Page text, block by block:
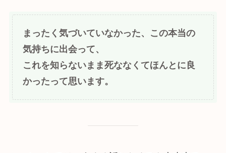
まったく気づいていなかった、この本当の
気持ちに出会って、
これを知らないまま死ななくてほんとに良
かったって思います。